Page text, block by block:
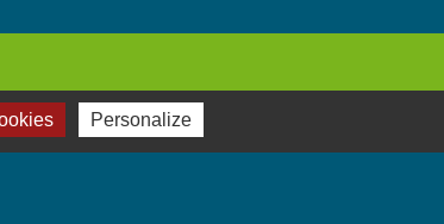
Personalize